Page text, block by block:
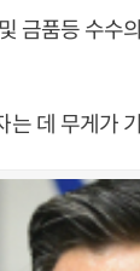
금품등 수수
는 데 무게가